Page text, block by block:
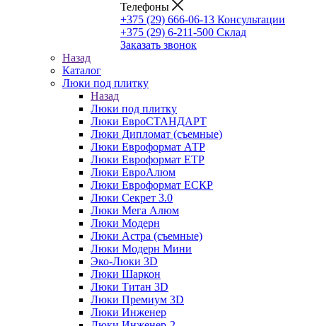
Телефоны
+375 (29) 666-06-13 Консультации
+375 (29) 6-211-500 Склад
Заказать звонок
Назад
Каталог
Люки под плитку
Назад
Люки под плитку
Люки ЕвроСТАНДАРТ
Люки Дипломат (съемные)
Люки Евроформат АТР
Люки Евроформат ЕТР
Люки ЕвроАлюм
Люки Евроформат ЕСКР
Люки Секрет 3.0
Люки Мега Алюм
Люки Модерн
Люки Астра (съемные)
Люки Модерн Мини
Эко-Люки 3D
Люки Шаркон
Люки Титан 3D
Люки Премиум 3D
Люки Инженер